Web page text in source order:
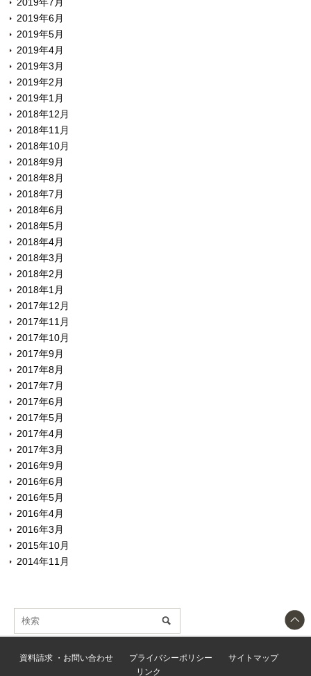
2019年6月
2019年5月
2019年4月
2019年3月
2019年2月
2019年1月
2018年12月
2018年11月
2018年10月
2018年9月
2018年8月
2018年7月
2018年6月
2018年5月
2018年4月
2018年3月
2018年2月
2018年1月
2017年12月
2017年11月
2017年10月
2017年9月
2017年8月
2017年7月
2017年6月
2017年5月
2017年4月
2017年3月
2016年9月
2016年6月
2016年5月
2016年4月
2016年3月
2015年10月
2014年11月
資料請求 ・お問い合わせ プライバシーポリシー
サイトマップ
リンク